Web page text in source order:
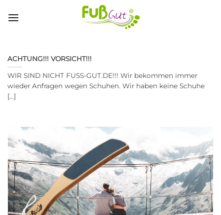
ACHTUNG!!! VORSICHT!!!
WIR SIND NICHT FUSS-GUT.DE!!! Wir bekommen immer
wieder Anfragen wegen Schuhen. Wir haben keine Schuhe
[...]